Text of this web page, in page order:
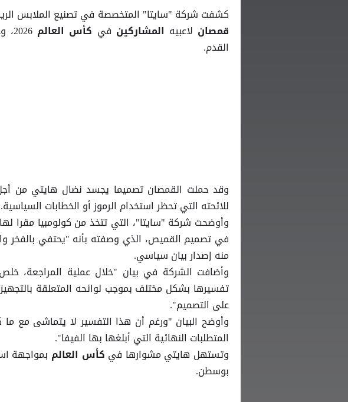
كشفت شركة "سايتا" المتخصصة في تصنيع الملابس
قمصان لاعبيه المشاركين في كأس العالم 2026، وذلك استجابة لطلب من
القدم.
وقد حملت القمصان تصميما يجسد نضال هايتي من أجل
للائحته التي تحظر استخدام الرموز أو الخطابات السياسية.
وأوضحت شركة "سايتا"، التي تتخذ من كولومبيا مقرا
في تصميم القميص، الذي وصفته بأنه "يحتفي بالفخر
منه إصدار بيان سياسي.
وأضافت الشركة في بيان "خلال عملية المراجعة،
تفسيرها بشكل مختلف بموجب لوائحه المتعلقة
على التصميم".
وأوضح البيان "ورغم أن هذا ⁠التفسير لا يتماشى مع ما
المتطلبات النهائية التي أبلغها ⁠بها الفيفا".
وتستهل هايتي مشوارها في كأس العالم بمواجهة
بوسطن.